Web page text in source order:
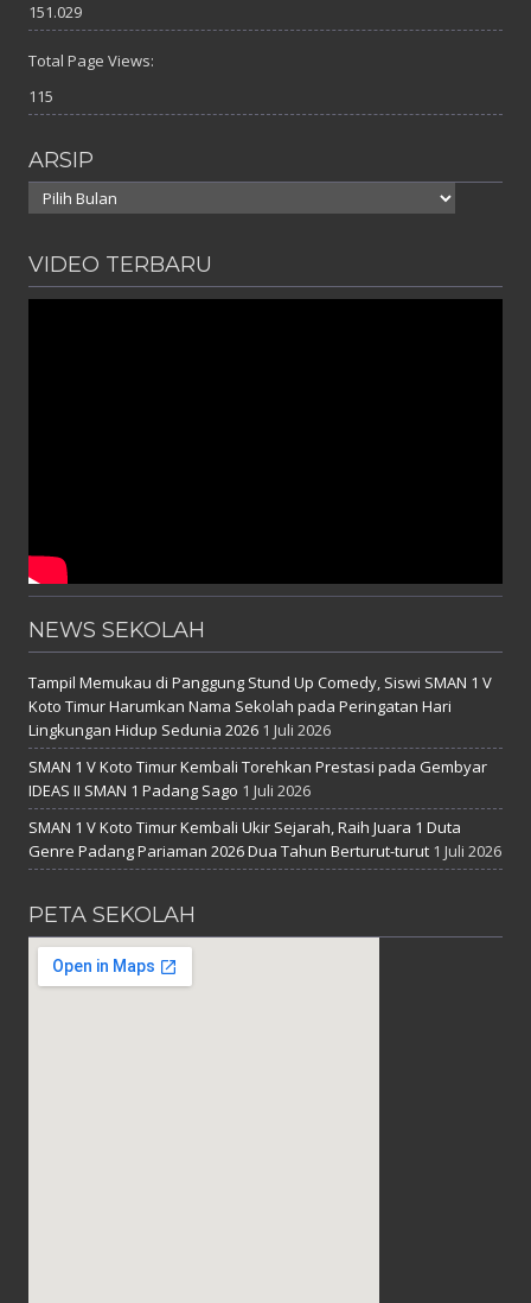
151.029
Total Page Views:
115
ARSIP
Arsip
VIDEO TERBARU
NEWS SEKOLAH
Tampil Memukau di Panggung Stund Up Comedy, Siswi SMAN 1 V
Koto Timur Harumkan Nama Sekolah pada Peringatan Hari
Lingkungan Hidup Sedunia 2026 1 Juli 2026
SMAN 1 V Koto Timur Kembali Torehkan Prestasi pada Gembyar
IDEAS II SMAN 1 Padang Sago 1 Juli 2026
SMAN 1 V Koto Timur Kembali Ukir Sejarah, Raih Juara 1 Duta
Genre Padang Pariaman 2026 Dua Tahun Berturut-turut 1 Juli 2026
PETA SEKOLAH